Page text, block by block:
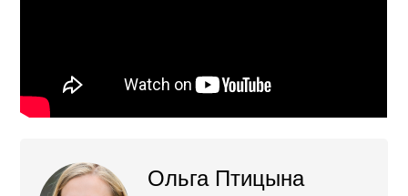
Ольга Птицына